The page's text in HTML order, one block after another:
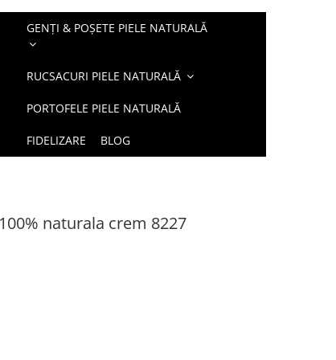
GENȚI & POȘETE PIELE NATURALĂ
RUCSACURI PIELE NATURALĂ
PORTOFELE PIELE NATURALĂ
FIDELIZARE BLOG
naturala crem 8227